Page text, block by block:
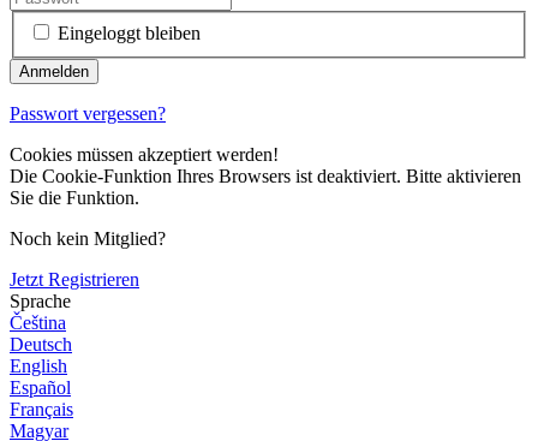
Eingeloggt bleiben
Passwort vergessen?
Cookies müssen akzeptiert werden!
Die Cookie-Funktion Ihres Browsers ist deaktiviert. Bitte aktivieren
Sie die Funktion.
Noch kein Mitglied?
Jetzt Registrieren
Sprache
Čeština
Deutsch
English
Español
Français
Magyar